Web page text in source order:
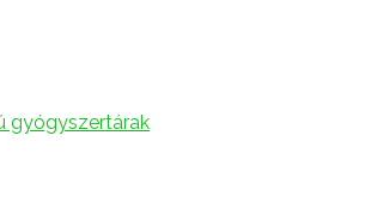
gyógyszertárak